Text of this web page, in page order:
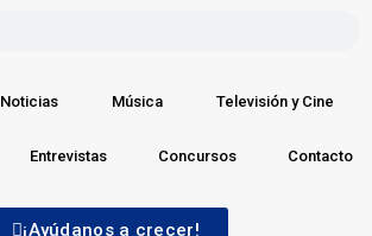
Noticias Música Televisión y Cine
Entrevistas Concursos Contacto
¡Ayúdanos a crecer!